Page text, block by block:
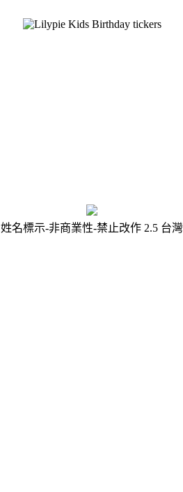
姓名標示-非商業性-禁止改作 2.5 台灣